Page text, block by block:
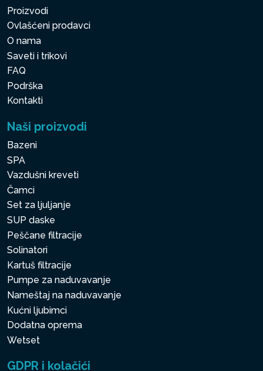
Proizvodi
Ovlašćeni prodavci
O nama
Saveti i trikovi
FAQ
Podrška
Kontakti
Naši proizvodi
Bazeni
SPA
Vazdušni kreveti
Čamci
Set za ljuljanje
SUP daske
Peščane filtracije
Solinatori
Kartuš filtracije
Pumpe za naduvavanje
Nameštaj na naduvavanje
Kućni ljubimci
Dodatna oprema
Wetset
GDPR i kolačići